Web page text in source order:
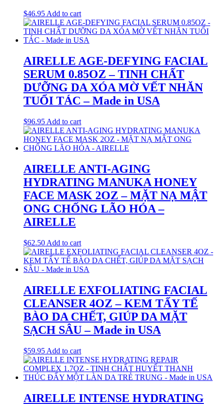
$46.95 Add to cart
AIRELLE AGE-DEFYING FACIAL
SERUM 0.85OZ – TINH CHẤT
DƯỠNG DA XÓA MỜ VẾT NHĂN
TUỔI TÁC – Made in USA
$96.95 Add to cart
AIRELLE ANTI-AGING
HYDRATING MANUKA HONEY
FACE MASK 2OZ – MẶT NẠ MẬT
ONG CHỐNG LÃO HÓA –
AIRELLE
$62.50 Add to cart
AIRELLE EXFOLIATING FACIAL
CLEANSER 4OZ – KEM TẨY TẾ
BÀO DA CHẾT, GIÚP DA MẶT
SẠCH SÂU – Made in USA
$59.95 Add to cart
AIRELLE INTENSE HYDRATING